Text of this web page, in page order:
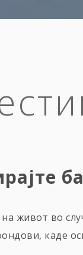
живот во
каде